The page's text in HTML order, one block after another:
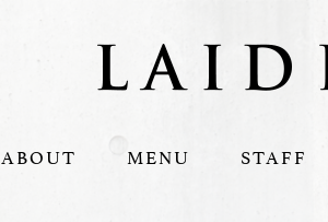
ABOUT MENU STAFF